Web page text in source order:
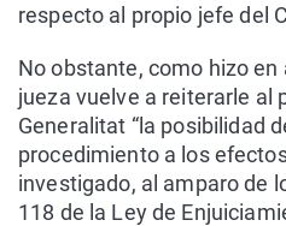
respecto al propio jefe del
No obstante, como hizo
jueza vuelve a reiterarle al
Generalitat “la posibilidad
procedimiento a los
investigado, al amparo de
118 de la Ley de